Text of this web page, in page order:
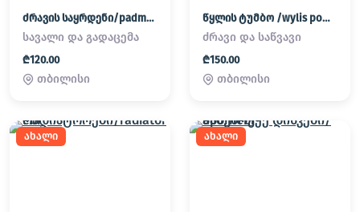
ძრავის საყრდენი/padmatornebi
სავალი და გადაცემა
₾120.00
თბილისი
წყლის ტუმბო /wylis pompa
ძრავი და საწვავი
₾150.00
თბილისი
ახალი ახალი